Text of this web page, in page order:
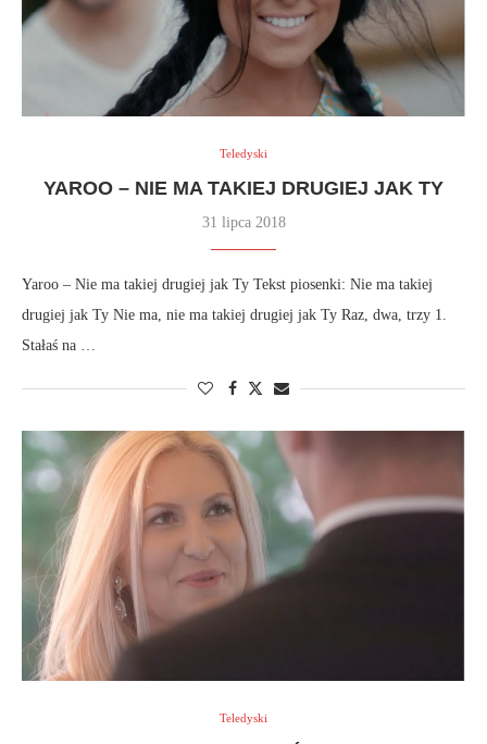
Teledyski
YAROO – NIE MA TAKIEJ DRUGIEJ JAK TY
31 lipca 2018
Yaroo – Nie ma takiej drugiej jak Ty Tekst piosenki: Nie ma takiej
drugiej jak Ty Nie ma, nie ma takiej drugiej jak Ty Raz, dwa, trzy 1.
Stałaś na …
Teledyski